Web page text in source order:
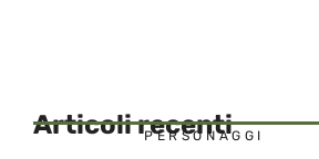
Articoli recenti
PERSONAGGI